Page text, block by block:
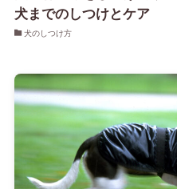
犬までのしつけとケア
犬のしつけ方